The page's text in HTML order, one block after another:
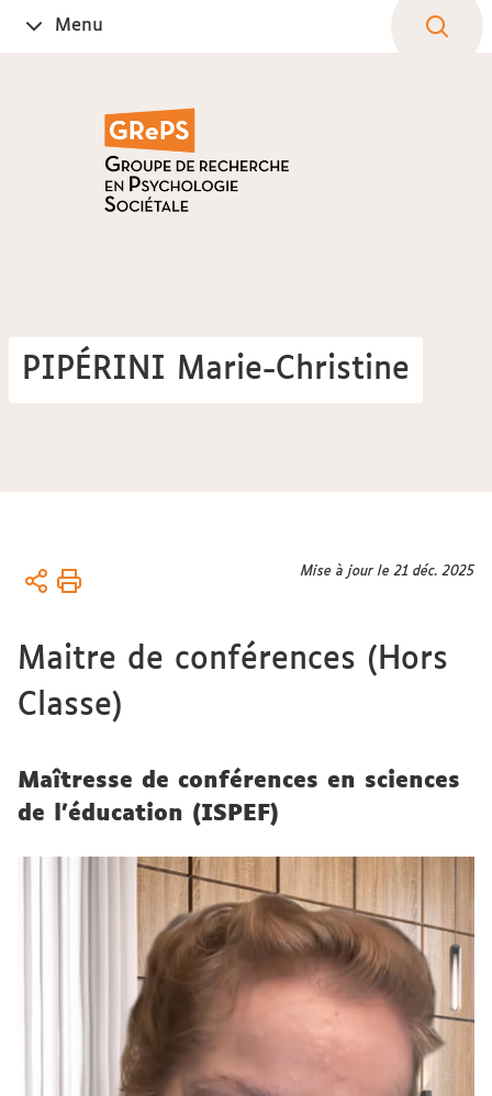
OuvrirMenu
PIPÉRINI Marie-Christine
Vous
Accueil
Chercheur.es
Mise à jour le 21 déc. 2025
Maitre de conférences (Hors
Classe)
Maîtresse de conférences en sciences
de l'éducation (ISPEF)